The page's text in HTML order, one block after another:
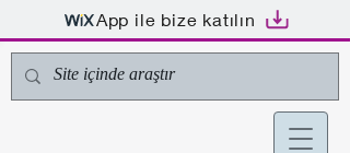
App ile bize katılın